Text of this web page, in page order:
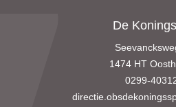
De
1474 HT
0299-